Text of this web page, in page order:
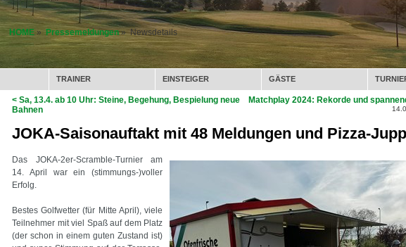
TRAINER EINSTEIGER GÄSTE
HOME » Pressemeldungen» Newsdetails
Matchplay 2024: Rekorde und
< Sa, 13.4. ab 10 Uhr: Steine, Begehung, Bespielung neue
Bahnen
JOKA-Saisonauftakt mit 48 Meldungen und Pizza-Jupp
Das JOKA-2er-Scramble-Turnier am
14. April war ein (stimmungs-)voller
Erfolg.
Bestes Golfwetter (für Mitte April), viele
Teilnehmer mit viel Spaß auf dem Platz
(der schon in einem guten Zustand ist)